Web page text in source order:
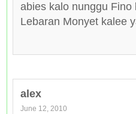
abies kalo nunggu
Lebaran Monyet kalee
alex
June 12, 2010